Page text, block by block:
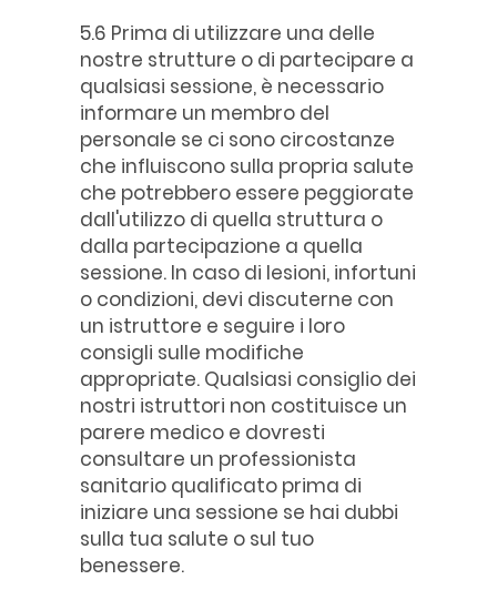
5.6 Prima di utilizzare una delle
nostre strutture o di partecipare a
qualsiasi sessione, è necessario
informare un membro del
personale se ci sono circostanze
che influiscono sulla propria salute
che potrebbero essere peggiorate
dall'utilizzo di quella struttura o
dalla partecipazione a quella
sessione. In caso di lesioni, infortuni
o condizioni, devi discuterne con
un istruttore e seguire i loro
consigli sulle modifiche
appropriate. Qualsiasi consiglio dei
nostri istruttori non costituisce un
parere medico e dovresti
consultare un professionista
sanitario qualificato prima di
iniziare una sessione se hai dubbi
sulla tua salute o sul tuo
benessere.